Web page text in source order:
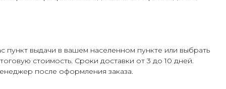
пункт выдачи в вашем населенном пункте или выбрать
стоимость. Сроки доставки от 3 до 10 дней.
после оформления заказа.